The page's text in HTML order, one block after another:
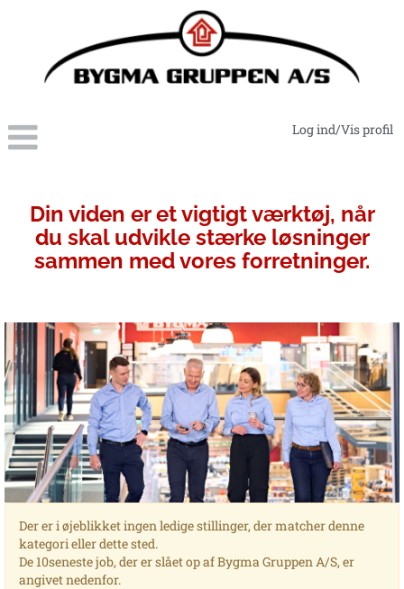
Log ind/Vis profil
Din viden er et vigtigt værktøj, når
du skal udvikle stærke løsninger
sammen med vores forretninger.
Der er i øjeblikket ingen ledige stillinger, der matcher denne
kategori eller dette sted.
De 10seneste job, der er slået op af Bygma Gruppen A/S, er
angivet nedenfor.